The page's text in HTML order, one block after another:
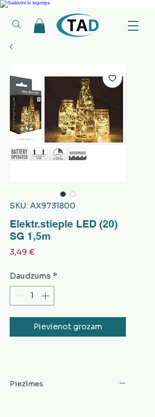
Ledusskapji, Sadzīves tehnika, Smaržas,
SKU: AX9731800
Elektr.stieple LED (20)
SG 1,5m
3,49 €
Daudzums *
Pievienot grozam
Piezīmes